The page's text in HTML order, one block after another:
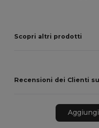
Scopri altri prodotti
Recensioni dei Clienti